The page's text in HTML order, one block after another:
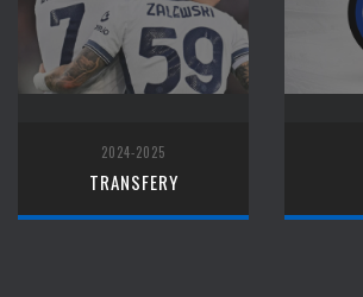
2024-2025
TRANSFERY